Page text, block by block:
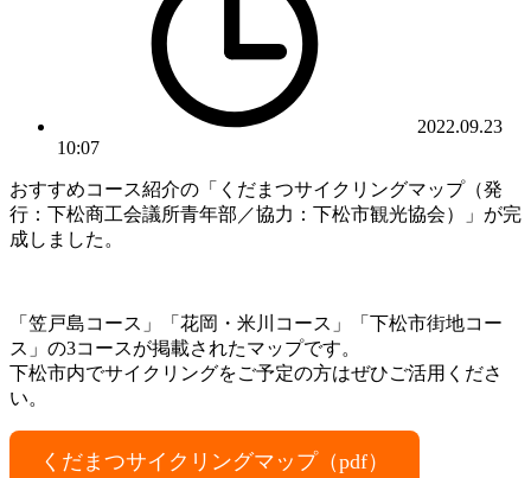
2022.09.23
10:07
おすすめコース紹介の「くだまつサイクリングマップ（発
行：下松商工会議所青年部／協力：下松市観光協会）」が完
成しました。
「笠戸島コース」「花岡・米川コース」「下松市街地コー
ス」の3コースが掲載されたマップです。
下松市内でサイクリングをご予定の方はぜひご活用くださ
い。
くだまつサイクリングマップ（pdf）